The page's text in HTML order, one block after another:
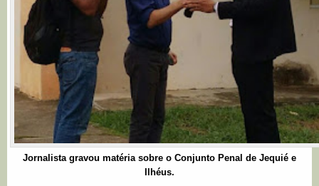
Jornalista gravou matéria sobre o Conjunto Penal de Jequié e
Ilhéus.